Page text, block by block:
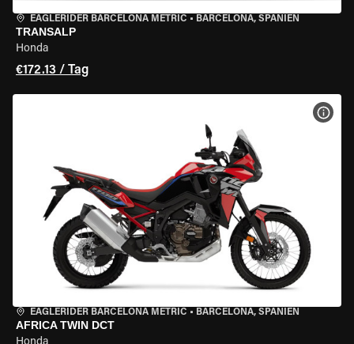
EAGLERIDER BARCELONA METRIC • BARCELONA, SPANIEN
TRANSALP
Honda
€172.13 / Tag
EAGLERIDER BARCELONA METRIC • BARCELONA, SPANIEN
AFRICA TWIN DCT